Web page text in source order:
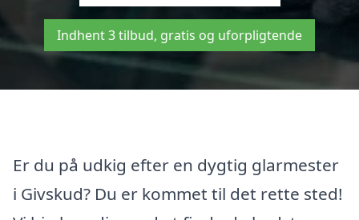
Indhent 3 tilbud, gratis og uforpligtende
Er du på udkig efter en dygtig glarmester
i Givskud? Du er kommet til det rette sted!